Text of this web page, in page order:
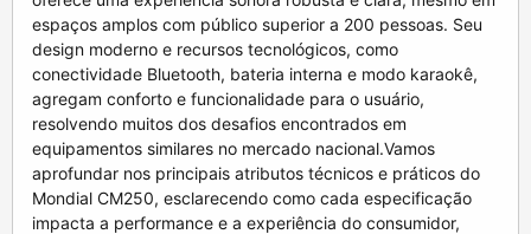
espaços amplos com público superior a 200 pessoas. Seu
design moderno e recursos tecnológicos, como
conectividade Bluetooth, bateria interna e modo karaokê,
agregam conforto e funcionalidade para o usuário,
resolvendo muitos dos desafios encontrados em
equipamentos similares no mercado nacional.Vamos
aprofundar nos principais atributos técnicos e práticos do
Mondial CM250, esclarecendo como cada especificação
impacta a performance e a experiência do consumidor,